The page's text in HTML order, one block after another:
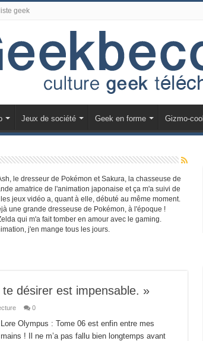
geek
Jeux de société Geek en forme Gizmo-cool
le dresseur de Pokémon et Sakura, la chasseuse de
amatrice de l'animation japonaise et ça m'a suivi de
jeux vidéo a, quant à elle, débuté au même moment.
une grande dresseuse de Pokémon, à l'époque !
qui m'a fait tomber en amour avec le gaming.
j'en mange tous les jours.
désirer est impensable. »
0
Lore Olympus : Tome 06 est enfin entre mes
mains ! Il ne m’a pas fallu bien longtemps avant